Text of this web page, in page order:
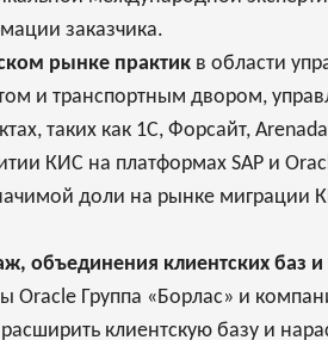
заказчика.
рынке практикв области
и транспортным двором,
таких как 1С, Форсайт,
КИС на платформах SAP и
доли на рынке миграции
объединения клиентских баз и
Oracle Группа «Борлас» и
клиентскую базу и